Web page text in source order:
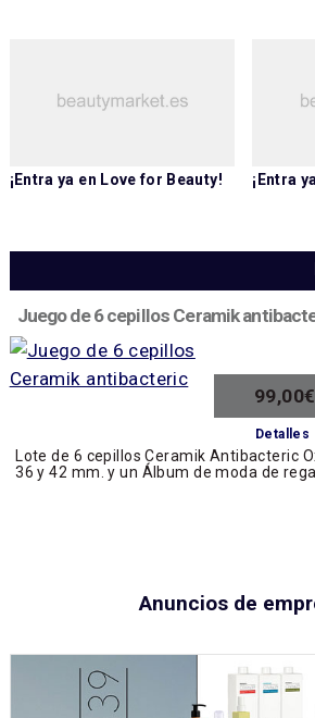
¡Entra ya en Love for Beauty! ¡Entra
Juego de 6 cepillos Ceramik
99,00€
Detalles
Lote de 6 cepillos Ceramik Antibacteric
36 y 42 mm. y un Álbum de moda de
Anuncios de